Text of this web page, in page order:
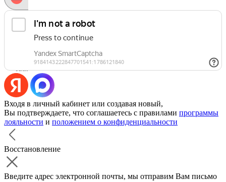
Запросить код
Уже есть аккаунт?Войти
Или
Входя в личный кабинет или создавая новый,
Вы подтверждаете, что соглашаетесь с правилами программы
лояльности и положением о конфиденциальности
Восстановление
Введите адрес электронной почты, мы отправим Вам письмо